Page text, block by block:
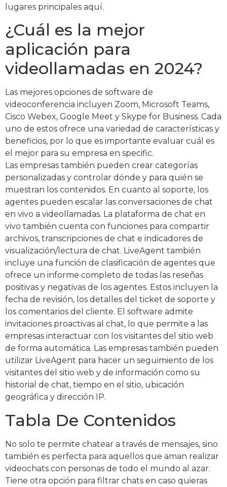
lugares principales aquí.
¿Cuál es la mejor
aplicación para
videollamadas en 2024?
Las mejores opciones de software de
videoconferencia incluyen Zoom, Microsoft Teams,
Cisco Webex, Google Meet y Skype for Business. Cada
uno de estos ofrece una variedad de características y
beneficios, por lo que es importante evaluar cuál es
el mejor para su empresa en specific.
Las empresas también pueden crear categorías
personalizadas y controlar dónde y para quién se
muestran los contenidos. En cuanto al soporte, los
agentes pueden escalar las conversaciones de chat
en vivo a videollamadas. La plataforma de chat en
vivo también cuenta con funciones para compartir
archivos, transcripciones de chat e indicadores de
visualización/lectura de chat. LiveAgent también
incluye una función de clasificación de agentes que
ofrece un informe completo de todas las reseñas
positivas y negativas de los agentes. Estos incluyen la
fecha de revisión, los detalles del ticket de soporte y
los comentarios del cliente. El software admite
invitaciones proactivas al chat, lo que permite a las
empresas interactuar con los visitantes del sitio web
de forma automática. Las empresas también pueden
utilizar LiveAgent para hacer un seguimiento de los
visitantes del sitio web y de información como su
historial de chat, tiempo en el sitio, ubicación
geográfica y dirección IP.
Tabla De Contenidos
No solo te permite chatear a través de mensajes, sino
también es perfecta para aquellos que aman realizar
videochats con personas de todo el mundo al azar.
Tiene otra opción para filtrar chats en caso quieras